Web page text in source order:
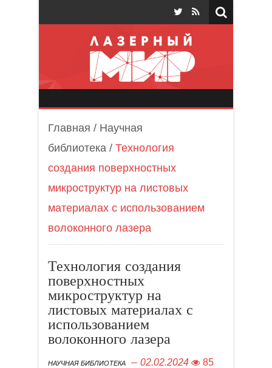
Главная / Научная
библиотека / Технология
создания поверхностных
микроструктур на листовых
материалах с использованием
волоконного лазера
Технология создания
поверхностных
микроструктур на
листовых материалах с
использованием
волоконного лазера
НАУЧНАЯ БИБЛИОТЕКА 02.02.2024 85